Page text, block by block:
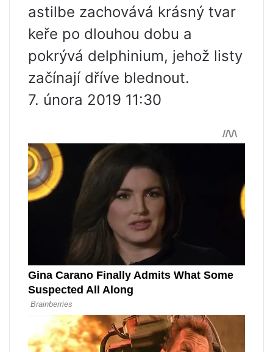
astilbe zachovává krásný tvar
keře po dlouhou dobu a
pokrývá delphinium, jehož listy
začínají dříve blednout.
7. února 2019 11:30